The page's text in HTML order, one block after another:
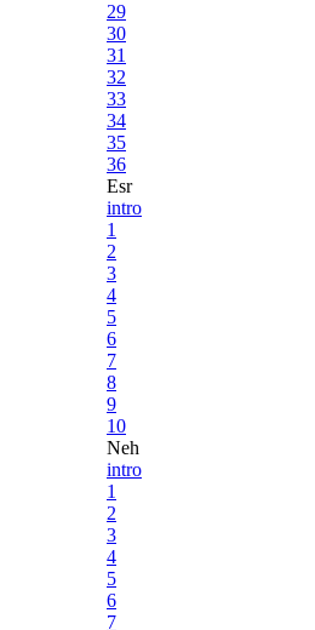
29
30
31
32
33
34
35
36
Esr
intro
1
2
3
4
5
6
7
8
9
10
Neh
intro
1
2
3
4
5
6
7